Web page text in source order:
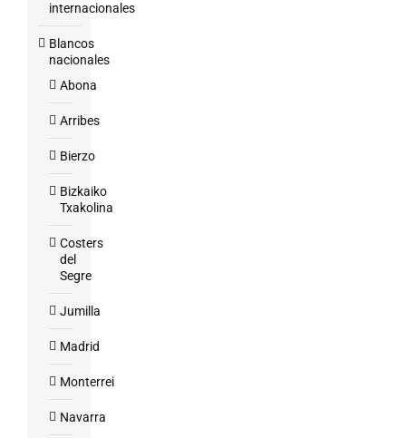
internacionales
Blancos
nacionales
Abona
Arribes
Bierzo
Bizkaiko
Txakolina
Costers
del
Segre
Jumilla
Madrid
Monterrei
Navarra